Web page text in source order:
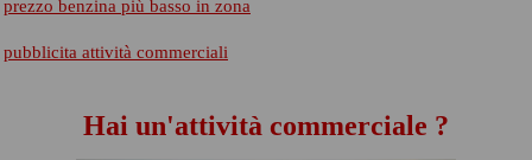
prezzo benzina più basso in zona
pubblicita attività commerciali
Hai un'attività commerciale ?